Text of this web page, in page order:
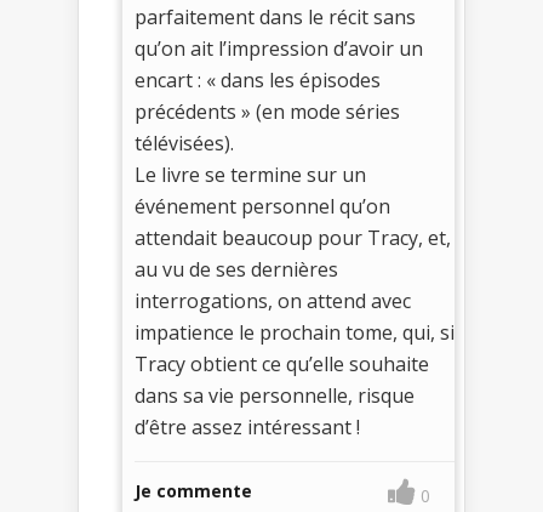
parfaitement dans le récit sans
qu’on ait l’impression d’avoir un
encart : « dans les épisodes
précédents » (en mode séries
télévisées).
Le livre se termine sur un
événement personnel qu’on
attendait beaucoup pour Tracy, et,
au vu de ses dernières
interrogations, on attend avec
impatience le prochain tome, qui, si
Tracy obtient ce qu’elle souhaite
dans sa vie personnelle, risque
d’être assez intéressant !
Je commente 0